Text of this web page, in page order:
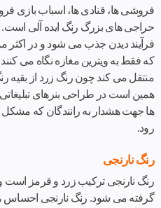
فروشی ها، قنادی ها، اسباب بازی
حراجی های بزرگ رنگ ایده آلی است.
فرآیند دیدن جذب می شود و در اکثر
که فقط به ویترین مغازه نگاه می
منتقل می کند چون رنگ زرد از بقیه
همین است در طراحی بنرهای
ها جهت هشدار به رانندگان که مشکل
رود.
رنگ نارنجی
رنگ نارنجی ترکیب زرد و قرمز است
گرفته می شود. رنگ نارنجی احساس